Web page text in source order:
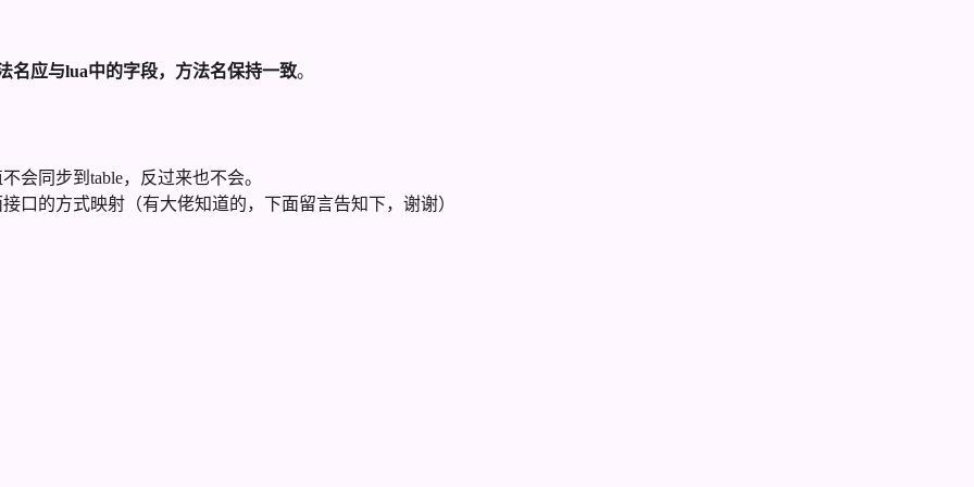
名应与lua中的字段，方法名保持一致。
会同步到table，反过来也不会。
口的方式映射（有大佬知道的，下面留言告知下，谢谢）